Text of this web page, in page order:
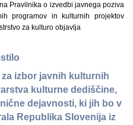
Pravilnika o izvedbi javnega poziva
programov in kulturnih projektov
za kulturo objavlja
izbor javnih kulturnih
kulturne dediščine,
dejavnosti, ki jih bo v
Republika Slovenija iz